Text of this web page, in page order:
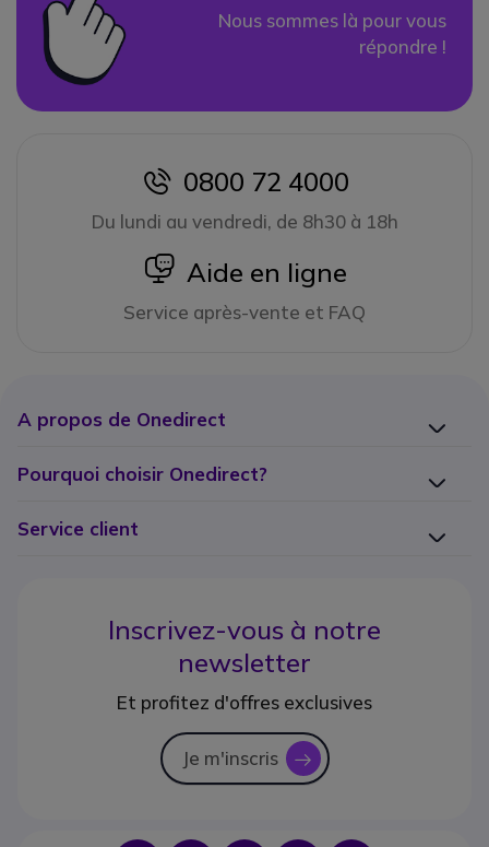
Nous sommes là pour vous
répondre !
icon
0800 72 4000
Du lundi au vendredi, de 8h30 à 18h
icon
Aide en ligne
Service après-vente et FAQ
A propos de Onedirect
Pourquoi choisir Onedirect?
Service client
Inscrivez-vous à notre
newsletter
Et profitez d'offres exclusives
Je m'inscris icon